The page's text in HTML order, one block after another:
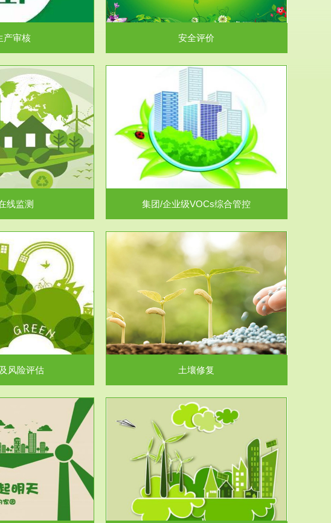
产审核
、生产经营活...
安全评价
线监测
服务范围
级VOCs综合管控
就要找到排放的源头，并
出排放量。企业...
集团/企业级VOCs综合管控
风险评估
务范围
土壤修复
土壤修复
务范围
处理工程